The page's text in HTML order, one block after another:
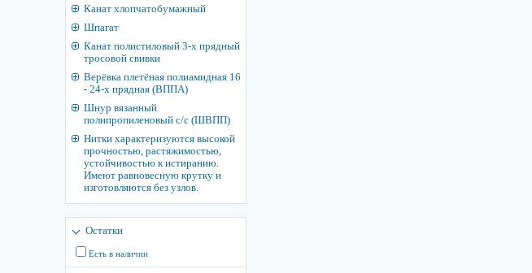
Канат хлопчатобумажный
Шпагат
Канат полистиловый 3-х прядный
тросовой свивки
Верёвка плетёная полиамидная 16
- 24-х прядная (ВППА)
Шнур вязанный
полипропиленовый с/с (ШВПП)
Нитки характеризуются высокой
прочностью, растяжимостью,
устойчивостью к истиранию.
Имеют равновесную крутку и
изготовляются без узлов.
Остатки
Есть в наличии